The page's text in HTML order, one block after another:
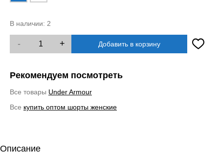
В наличии: 2
- + Добавить в корзину
Рекомендуем посмотреть
Все товары Under Armour
Все купить оптом шорты женские
Описание